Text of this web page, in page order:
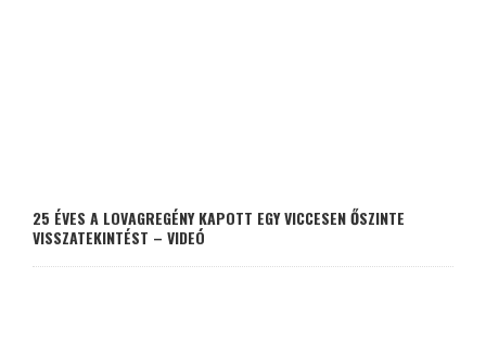
25 ÉVES A LOVAGREGÉNY KAPOTT EGY VICCESEN ŐSZINTE
VISSZATEKINTÉST – VIDEÓ